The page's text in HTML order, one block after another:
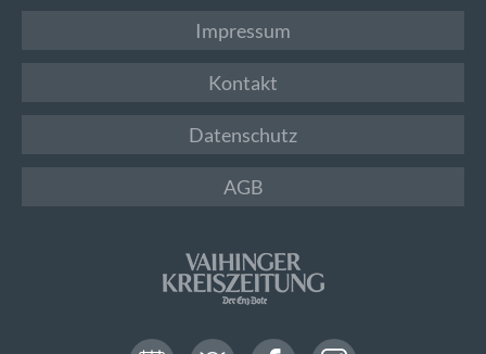
Impressum
Kontakt
Datenschutz
AGB